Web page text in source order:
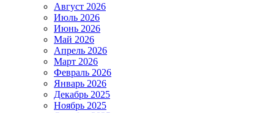
Август 2026
Июль 2026
Июнь 2026
Май 2026
Апрель 2026
Март 2026
Февраль 2026
Январь 2026
Декабрь 2025
Ноябрь 2025